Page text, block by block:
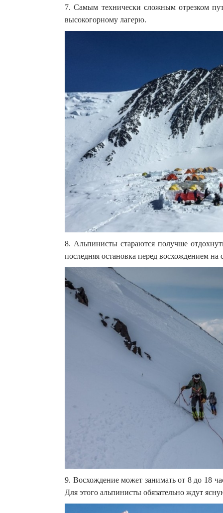
7. Самым технически сложным отрезком
высокогорному лагерю.
8. Альпинисты стараются получше
последняя остановка перед восхождением
9. Восхождение может занимать от 8 до 18
Для этого альпинисты обязательно ждут